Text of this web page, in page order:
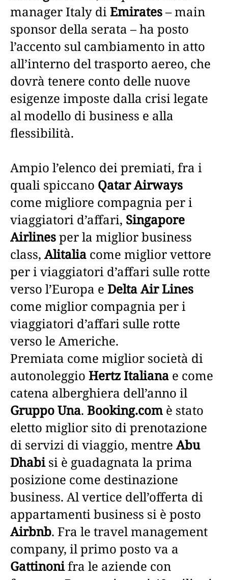
manager Italy diEmirates– main
sponsor della serata – ha posto
l’accento sul cambiamento in atto
all’interno del trasporto aereo, che
dovrà tenere conto delle nuove
esigenze imposte dalla crisi legate
al modello di business e alla
flessibilità.
Ampio l’elenco dei premiati, fra i
quali spiccano Qatar Airways
come migliore compagnia per i
viaggiatori d’affari, Singapore
Airlinesper la miglior business
class, Alitalia come miglior vettore
per i viaggiatori d’affari sulle rotte
verso l’Europa e Delta Air Lines
come miglior compagnia per i
viaggiatori d’affari sulle rotte
verso le Americhe.
Premiata come miglior società di
autonoleggio Hertz Italiana e come
catena alberghiera dell’anno il
Gruppo Una. Booking.com è stato
eletto miglior sito di prenotazione
di servizi di viaggio, mentre Abu
Dhabisi è guadagnata la prima
posizione come destinazione
business. Al vertice dell’offerta di
appartamenti business si è posto
Airbnb. Fra le travel management
company, il primo posto va a
Gattinonifra le aziende con